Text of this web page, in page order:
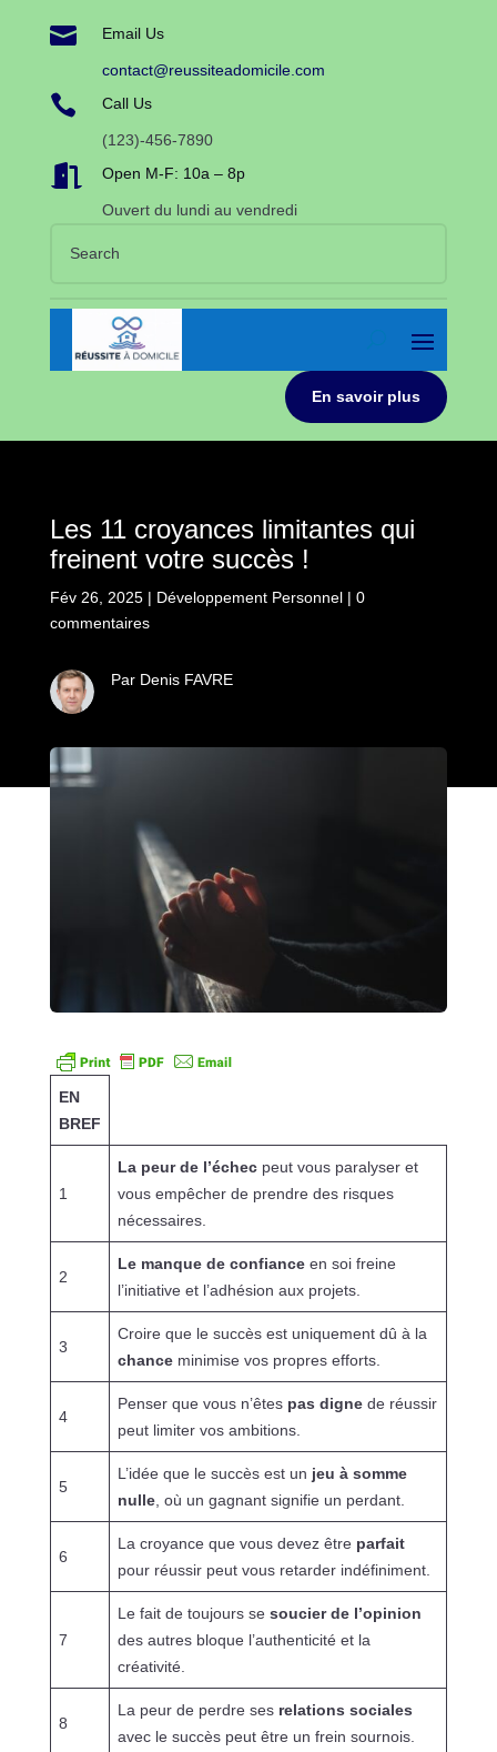
 Email Us
contact@reussiteadomicile.com
 Call Us
(123)-456-7890
 Open M-F: 10a – 8p
Ouvert du lundi au vendredi
En savoir plus
Les 11 croyances limitantes qui
freinent votre succès !
Fév 26, 2025| Développement Personnel| 0
commentaires
Par Denis FAVRE
EN
BREF
1
La peur de l’échecpeut vous paralyser et
vous empêcher de prendre des risques
nécessaires.
2
Le manque de confianceen soi freine
l’initiative et l’adhésion aux projets.
3
Croire que le succès est uniquement dû à la
chanceminimise vos propres efforts.
4
Penser que vous n’êtes pas dignede réussir
peut limiter vos ambitions.
5
L’idée que le succès est un jeu à somme
nulle, où un gagnant signifie un perdant.
6
La croyance que vous devez être parfait
pour réussir peut vous retarder indéfiniment.
7
Le fait de toujours se soucier de l’opinion
des autres bloque l’authenticité et la
créativité.
8
La peur de perdre ses relations sociales
avec le succès peut être un frein sournois.